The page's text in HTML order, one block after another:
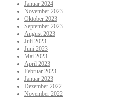
Januar 2024
November 2023
Oktober 2023
September 2023
August 2023
Juli 2023
Juni 2023
Mai 2023
April 2023
Februar 2023
Januar 2023
Dezember 2022
November 2022